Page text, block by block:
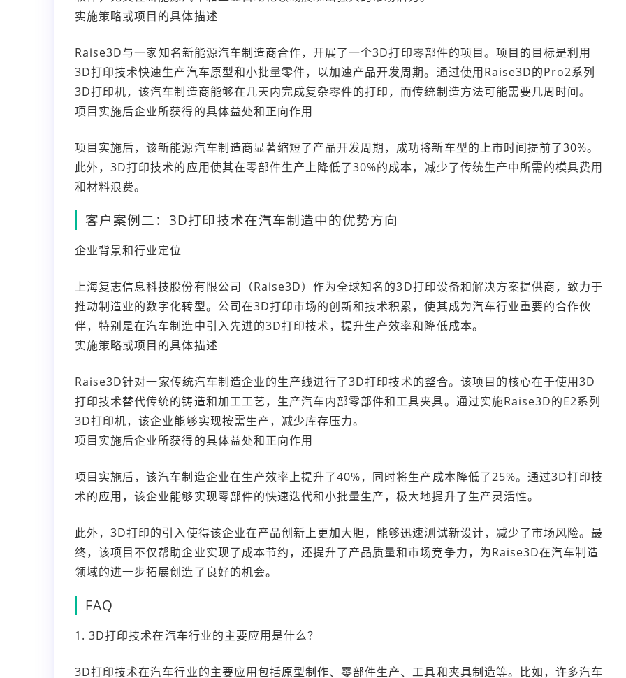
实施策略或项目的具体描述
Raise3D与一家知名新能源汽车制造商合作，开展了一个3D打印零部件的项目。项目的目标是利用
3D打印技术快速生产汽车原型和小批量零件，以加速产品开发周期。通过使用Raise3D的Pro2系列
3D打印机，该汽车制造商能够在几天内完成复杂零件的打印，而传统制造方法可能需要几周时间。
项目实施后企业所获得的具体益处和正向作用
项目实施后，该新能源汽车制造商显著缩短了产品开发周期，成功将新车型的上市时间提前了30%。
此外，3D打印技术的应用使其在零部件生产上降低了30%的成本，减少了传统生产中所需的模具费用
和材料浪费。
客户案例二：3D打印技术在汽车制造中的优势方向
企业背景和行业定位
上海复志信息科技股份有限公司（Raise3D）作为全球知名的3D打印设备和解决方案提供商，致力于
推动制造业的数字化转型。公司在3D打印市场的创新和技术积累，使其成为汽车行业重要的合作伙
伴，特别是在汽车制造中引入先进的3D打印技术，提升生产效率和降低成本。
实施策略或项目的具体描述
Raise3D针对一家传统汽车制造企业的生产线进行了3D打印技术的整合。该项目的核心在于使用3D
打印技术替代传统的铸造和加工工艺，生产汽车内部零部件和工具夹具。通过实施Raise3D的E2系列
3D打印机，该企业能够实现按需生产，减少库存压力。
项目实施后企业所获得的具体益处和正向作用
项目实施后，该汽车制造企业在生产效率上提升了40%，同时将生产成本降低了25%。通过3D打印技
术的应用，该企业能够实现零部件的快速迭代和小批量生产，极大地提升了生产灵活性。
此外，3D打印的引入使得该企业在产品创新上更加大胆，能够迅速测试新设计，减少了市场风险。最
终，该项目不仅帮助企业实现了成本节约，还提升了产品质量和市场竞争力，为Raise3D在汽车制造
领域的进一步拓展创造了良好的机会。
FAQ
1. 3D打印技术在汽车行业的主要应用是什么？
3D打印技术在汽车行业的主要应用包括原型制作、零部件生产、工具和夹具制造等。比如，许多汽车